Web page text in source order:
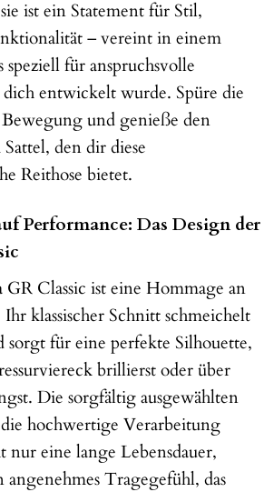
ist ein Statement für Stil,
– vereint in einem
für anspruchsvolle
entwickelt wurde. Spüre die
und genieße den
den dir diese
Reithose bietet.
Performance: Das Design der
GR Classic ist eine Hommage an
klassischer Schnitt schmeichelt
für eine perfekte Silhouette,
brillierst oder über
Die sorgfältig ausgewählten
hochwertige Verarbeitung
nur eine lange Lebensdauer,
angenehmes Tragegefühl, das